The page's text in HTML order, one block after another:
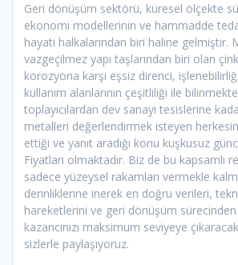
Geri dönüşüm sektörü, küresel ölçekte
ekonomi modellerinin ve hammadde
hayati halkalarından biri haline gelmiştir.
vazgeçilmez yapı taşlarından biri olan
korozyona karşı eşsiz direnci,
kullanım alanlarının çeşitliliği ile
toplayıcılardan dev sanayi tesislerine
metalleri değerlendirmek isteyen
ettiği ve yanıt aradığı konu kuşkusuz
Fiyatları olmaktadır. Biz de bu kapsamlı
sadece yüzeysel rakamları vermekle
derinliklerine inerek en doğru verileri,
hareketlerini ve geri dönüşüm
kazancınızı maksimum seviyeye
sizlerle paylaşıyoruz.